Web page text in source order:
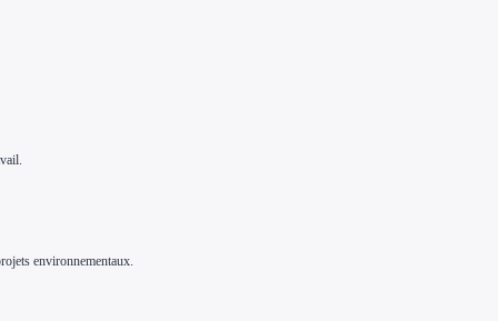
environnementaux.